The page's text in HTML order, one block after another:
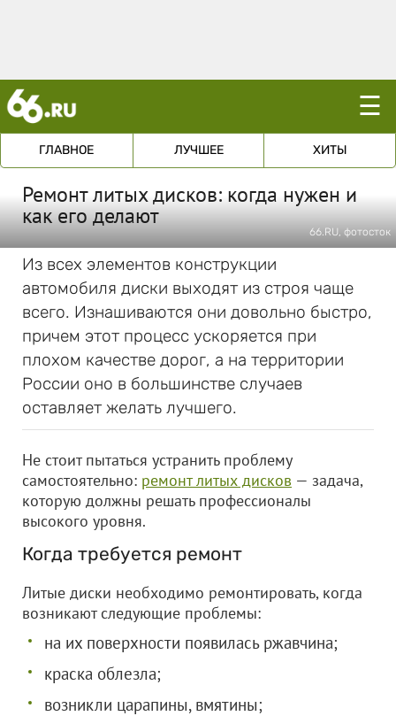
☰
ГЛАВНОЕ ЛУЧШЕЕ ХИТЫ
Ремонт литых дисков: когда нужен и
как его делают
66.RU, фотосток
Из всех элементов конструкции
автомобиля диски выходят из строя чаще
всего. Изнашиваются они довольно быстро,
причем этот процесс ускоряется при
плохом качестве дорог, а на территории
России оно в большинстве случаев
оставляет желать лучшего.
Не стоит пытаться устранить проблему
самостоятельно: ремонт литых дисков — задача,
которую должны решать профессионалы
высокого уровня.
Когда требуется ремонт
Литые диски необходимо ремонтировать, когда
возникают следующие проблемы:
на их поверхности появилась ржавчина;
краска облезла;
возникли царапины, вмятины;